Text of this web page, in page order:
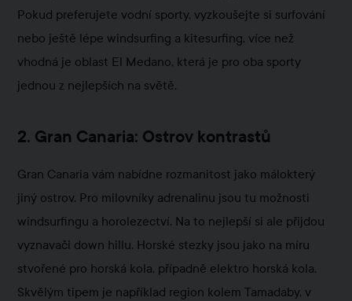
Pokud preferujete vodní sporty, vyzkoušejte si surfování
nebo ještě lépe windsurfing a kitesurfing, více než
vhodná je oblast El Medano, která je pro oba sporty
jednou z nejlepších na světě.
2. Gran Canaria: Ostrov kontrastů
Gran Canaria vám nabídne rozmanitost jako málokterý
jiný ostrov. Pro milovníky adrenalinu jsou tu možnosti
windsurfingu a horolezectví. Na to nejlepší si ale přijdou
vyznavači down hillu. Horské stezky jsou jako na míru
stvořené pro horská kola, případně elektro horská kola.
Skvělým tipem je například region kolem Tamadaby, v